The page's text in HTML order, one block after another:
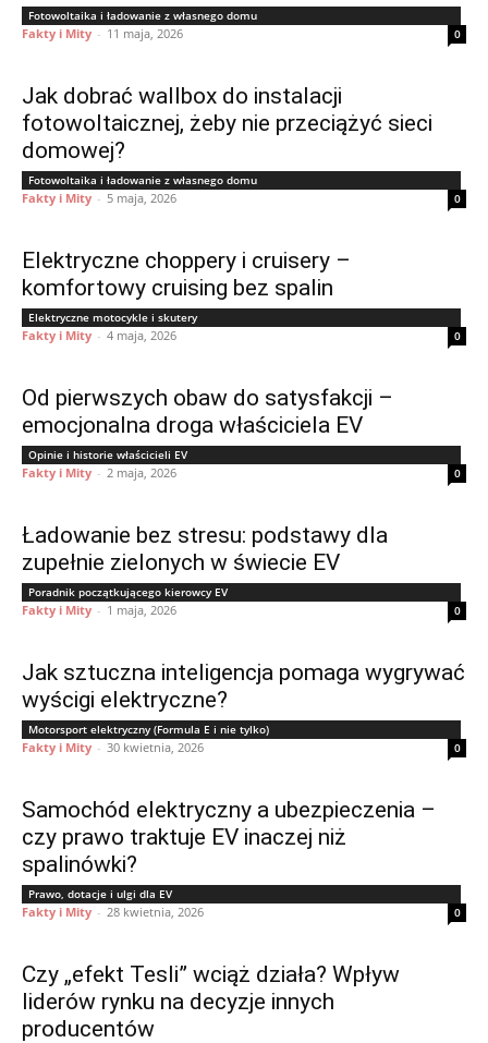
Fotowoltaika i ładowanie z własnego domu
Fakty i Mity - 11 maja, 2026 0
Jak dobrać wallbox do instalacji
fotowoltaicznej, żeby nie przeciążyć sieci
domowej?
Fotowoltaika i ładowanie z własnego domu
Fakty i Mity - 5 maja, 2026 0
Elektryczne choppery i cruisery –
komfortowy cruising bez spalin
Elektryczne motocykle i skutery
Fakty i Mity - 4 maja, 2026 0
Od pierwszych obaw do satysfakcji –
emocjonalna droga właściciela EV
Opinie i historie właścicieli EV
Fakty i Mity - 2 maja, 2026 0
Ładowanie bez stresu: podstawy dla
zupełnie zielonych w świecie EV
Poradnik początkującego kierowcy EV
Fakty i Mity - 1 maja, 2026 0
Jak sztuczna inteligencja pomaga wygrywać
wyścigi elektryczne?
Motorsport elektryczny (Formula E i nie tylko)
Fakty i Mity - 30 kwietnia, 2026 0
Samochód elektryczny a ubezpieczenia –
czy prawo traktuje EV inaczej niż
spalinówki?
Prawo, dotacje i ulgi dla EV
Fakty i Mity - 28 kwietnia, 2026 0
Czy „efekt Tesli” wciąż działa? Wpływ
liderów rynku na decyzje innych
producentów